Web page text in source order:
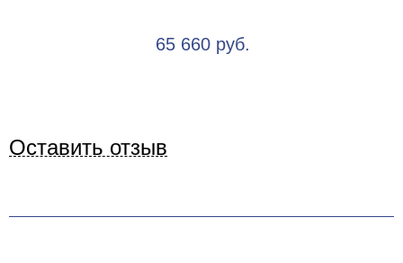
65 660 руб.
Оставить отзыв